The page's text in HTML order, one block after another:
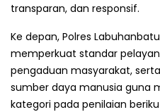
transparan, dan responsif.
Ke depan, Polres
memperkuat standar
pengaduan masyarakat,
sumber daya manusia guna
kategori pada penilaian